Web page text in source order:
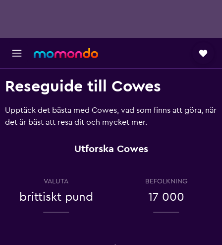
Reseguide till Cowes
Upptäck det bästa med Cowes, vad som finns att göra, när
det är bäst att resa dit och mycket mer.
Utforska Cowes
VALUTA
brittiskt pund
BEFOLKNING
17 000